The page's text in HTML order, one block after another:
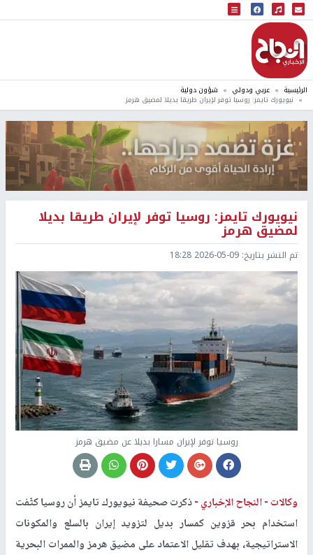
البث المباشر
إذاعة النجاح
الرئيسية عربي ودولي شؤون دولية
نيويورك تايمز: روسيا توفر لإيران طريقا بديلا لمضيق هرمز
نيويورك تايمز: روسيا توفر لإيران طريقا بديلا
لمضيق هرمز
تم النشر بتاريخ: 2026-05-09 18:28
روسيا توفر لإيران مسارا بديلا عن مضيق هرمز
وكالات -النجاح الإخباري -ذكرت صحيفة نيويورك تايمز أن روسيا كثّفت
استخدام بحر قزوين كمسار بديل لتزويد إيران بالسلع والمكونات
الاستراتيجية، بهدف تقليل الاعتماد على مضيق هرمز والممرات البحرية